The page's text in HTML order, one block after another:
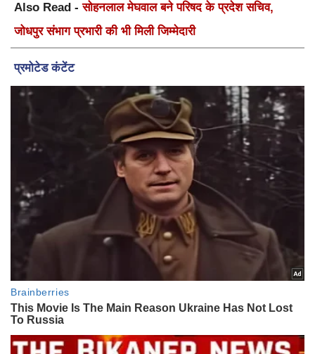
Also Read -सोहनलाल मेघवाल बने परिषद के प्रदेश सचिव,
जोधपुर संभाग प्रभारी की भी मिली जिम्मेदारी